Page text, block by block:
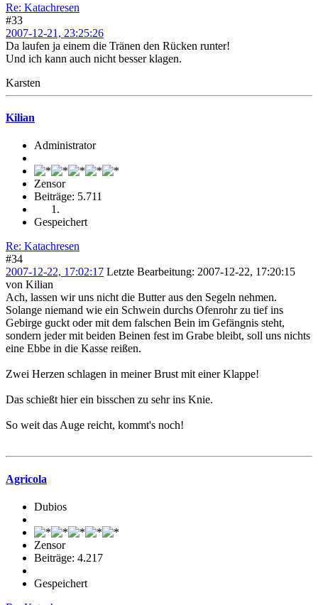
Re: Katachresen
#33
2007-12-21, 23:25:26
Da laufen ja einem die Tränen den Rücken runter!
Und ich kann auch nicht besser klagen.
Karsten
Kilian
Administrator
Zensor
Beiträge: 5.711
Gespeichert
Re: Katachresen
#34
2007-12-22, 17:02:17 Letzte Bearbeitung: 2007-12-22, 17:20:15
von Kilian
Ach, lassen wir uns nicht die Butter aus den Segeln nehmen.
Solange niemand wie ein Schwein durchs Ofenrohr zu tief ins
Gebirge guckt oder mit dem falschen Bein im Gefängnis steht,
sondern jeder mit beiden Beinen fest im Grabe bleibt, soll uns nichts
eine Ebbe in die Kasse reißen.
Zwei Herzen schlagen in meiner Brust mit einer Klappe!
Das schießt hier ein bisschen zu sehr ins Knie.
So weit das Auge reicht, kommt's noch!
Agricola
Dubios
Zensor
Beiträge: 4.217
Gespeichert